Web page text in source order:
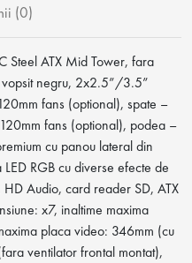
(0)
Steel ATX Mid Tower, fara
vopsit negru, 2x2.5”/3.5”
fans (optional), spate –
fans (optional), podea –
cu panou lateral din
RGB cu diverse efecte de
Audio, card reader SD, ATX
x7, inaltime maxima
placa video: 346mm (cu
ventilator frontal montat),